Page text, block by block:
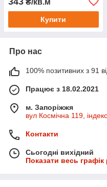
Купити
Про нас
100% позитивних з 91
Працює з 18.02.2021
м. Запоріжжя
вул Космічна 119,
Контакти
Сьогодні вихідний
Показати весь графік